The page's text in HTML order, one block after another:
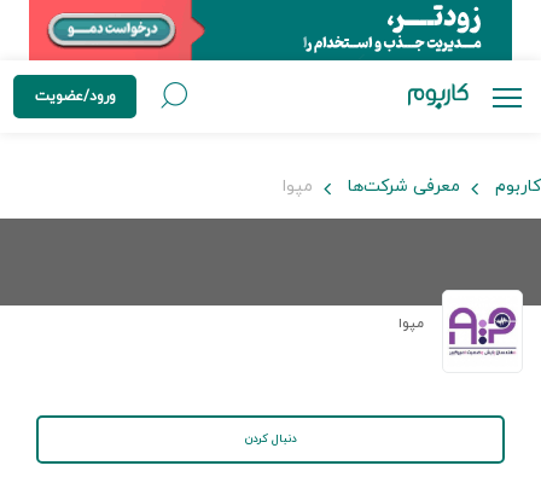
ورود/عضویت
کاربوم معرفی شرکت‌ها مپوا
مپوا
دنبال کردن